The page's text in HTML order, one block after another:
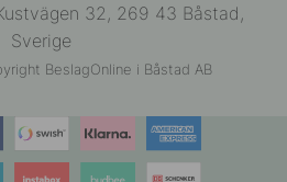
32, 269 43 Båstad,
Sverige
BeslagOnline i Båstad AB